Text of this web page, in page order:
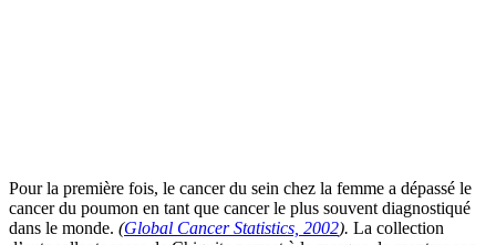
Pour la première fois, le cancer du sein chez la femme a dépassé le
cancer du poumon en tant que cancer le plus souvent diagnostiqué
dans le monde. (Global Cancer Statistics, 2002). La collection